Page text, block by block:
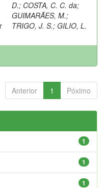
D.; COSTA, C. C. da;
GUIMARÃES, M.;
TRIGO, J. S.; GILIO, L.
Anterior 1 Póximo
1
1
1